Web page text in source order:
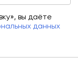
вы даёте
данных